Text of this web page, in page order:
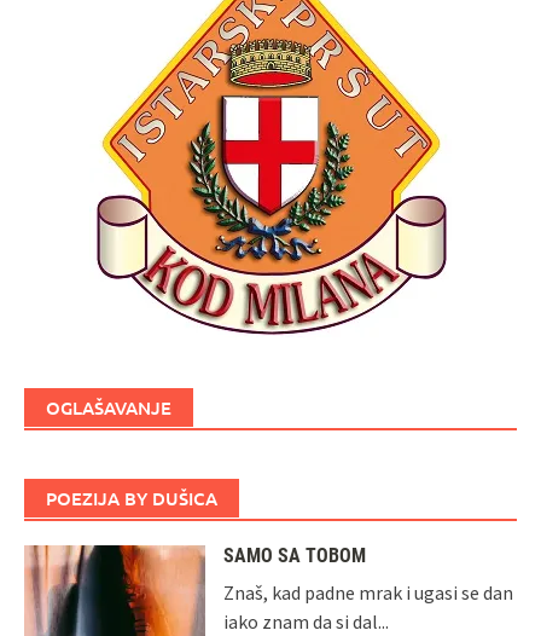
OGLAŠAVANJE
POEZIJA BY DUŠICA
SAMO SA TOBOM
Znaš, kad padne mrak i ugasi se dan
iako znam da si dal...